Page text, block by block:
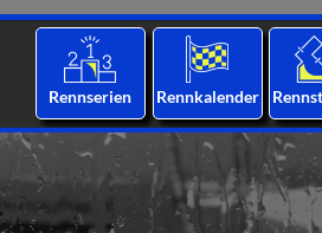
Rennserien Rennkalender